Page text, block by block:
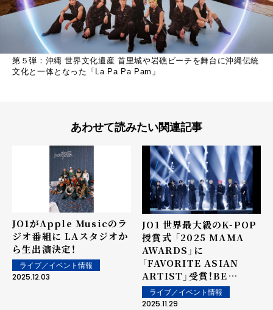
第５弾：沖縄 世界文化遺産 首里城や岩礁ビーチを舞台に沖縄伝統
文化と一体となった「La Pa Pa Pam」
あわせて読みたい関連記事
JO1がApple Musicのラ
ジオ番組に LAスタジオか
ら生出演決定！
ライブ／イベント情報
2025.12.03
JO1 世界最大級のK-POP
授賞式 「2025 MAMA
AWARDS」に
「FAVORITE ASIAN
ARTIST」受賞！BE
CLASSIC」壮大アレンジ
で披露！
ライブ／イベント情報
2025.11.29